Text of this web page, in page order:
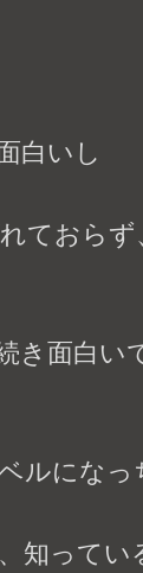
白いし
ておら
き面白い
ルになっ
知って